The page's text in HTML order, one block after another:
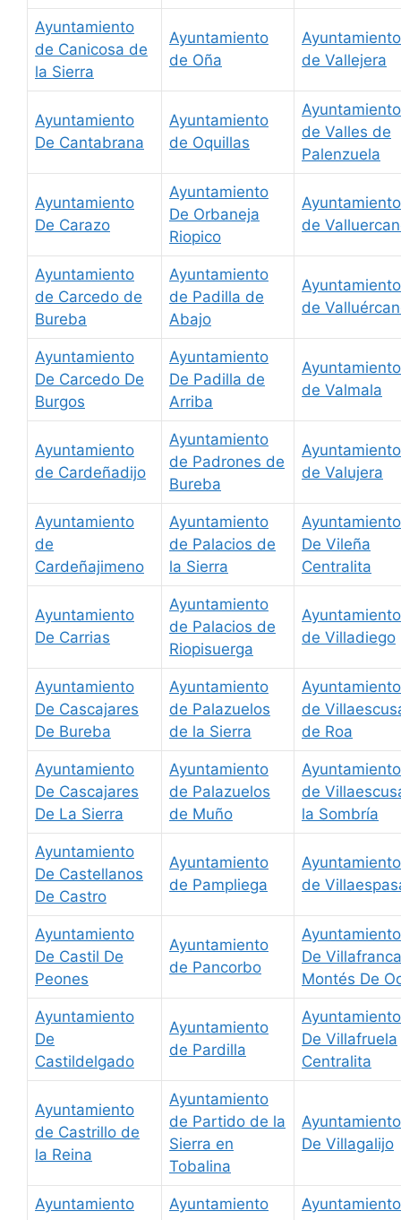
Ayuntamiento
de Canicosa de
la Sierra
Ayuntamiento
de Oña
Ayuntamiento
de Vallejera
Ayuntamiento
De Cantabrana
Ayuntamiento
de Oquillas
Ayuntamiento
de Valles de
Palenzuela
Ayuntamiento
De Carazo
Ayuntamiento
De Orbaneja
Riopico
Ayuntamiento
de
Ayuntamiento
de Carcedo de
Bureba
Ayuntamiento
de Padilla de
Abajo
Ayuntamiento
de
Ayuntamiento
De Carcedo De
Burgos
Ayuntamiento
De Padilla de
Arriba
Ayuntamiento
de Valmala
Ayuntamiento
de Cardeñadijo
Ayuntamiento
de Padrones de
Bureba
Ayuntamiento
de Valujera
Ayuntamiento
de
Cardeñajimeno
Ayuntamiento
de Palacios de
la Sierra
Ayuntamiento
De Vileña
Centralita
Ayuntamiento
De Carrias
Ayuntamiento
de Palacios de
Riopisuerga
Ayuntamiento
de Villadiego
Ayuntamiento
De Cascajares
De Bureba
Ayuntamiento
de Palazuelos
de la Sierra
Ayuntamiento
de
de Roa
Ayuntamiento
De Cascajares
De La Sierra
Ayuntamiento
de Palazuelos
de Muño
Ayuntamiento
de
la Sombría
Ayuntamiento
De Castellanos
De Castro
Ayuntamiento
de Pampliega
Ayuntamiento
de
Ayuntamiento
De Castil De
Peones
Ayuntamiento
de Pancorbo
Ayuntamiento
De Villafranca
Montés De
Ayuntamiento
De
Castildelgado
Ayuntamiento
de Pardilla
Ayuntamiento
De Villafruela
Centralita
Ayuntamiento
de Castrillo de
la Reina
Ayuntamiento
de Partido de la
Sierra en
Tobalina
Ayuntamiento
De Villagalijo
Ayuntamiento
Ayuntamiento
Ayuntamiento